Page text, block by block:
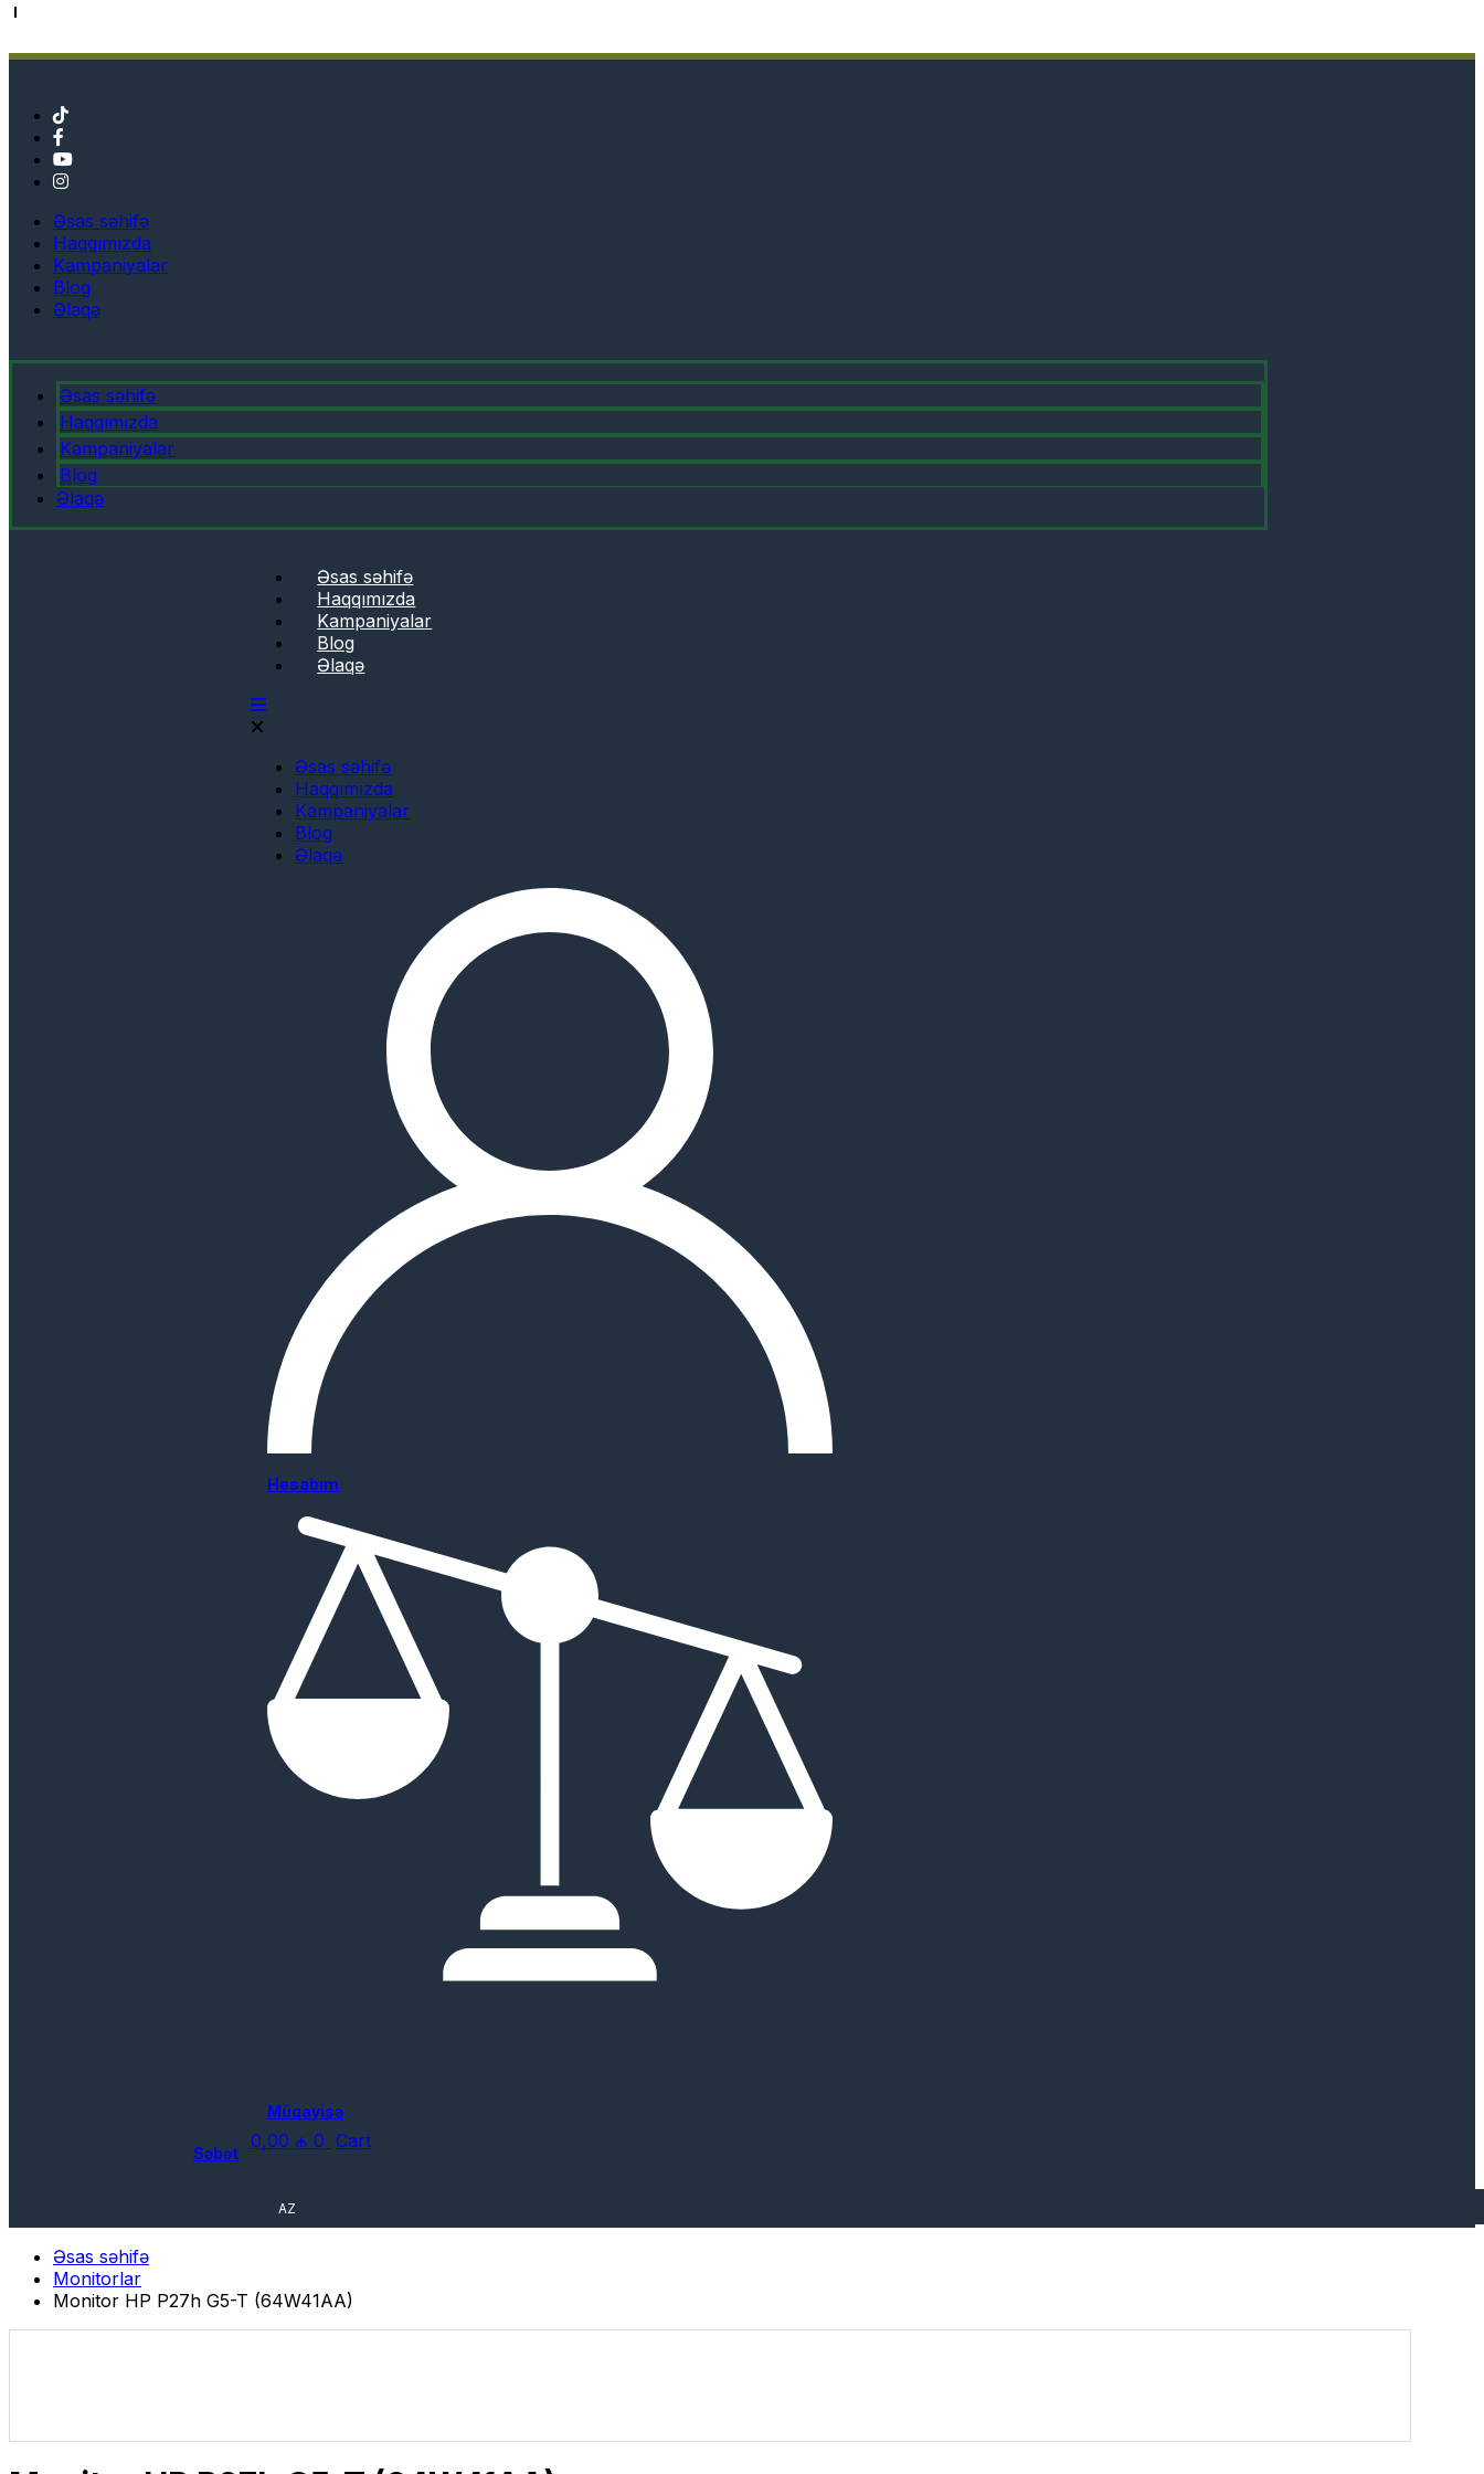
Əsas səhifə
Haqqımızda
Kampaniyalar
Blog
Əlaqə
Əsas səhifə
Haqqımızda
Kampaniyalar
Blog
Əlaqə
Əsas səhifə
Haqqımızda
Kampaniyalar
Blog
Əlaqə
Əsas səhifə
Haqqımızda
Kampaniyalar
Blog
Əlaqə
Hesabım
Müqayisə
0,00 ₼ 0 Cart
Səbət
AZ
Əsas səhifə
Monitorlar
Monitor HP P27h G5-T (64W41AA)